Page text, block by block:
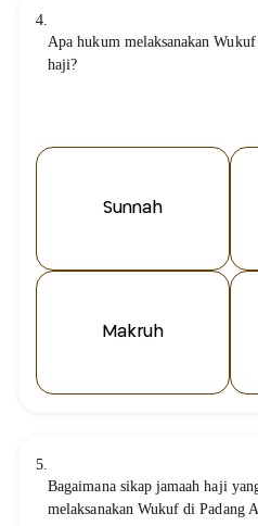
4.
Apa hukum melaksanakan
haji?
Sunnah
Makruh
5.
Bagaimana sikap jamaah haji
melaksanakan Wukuf di Padang